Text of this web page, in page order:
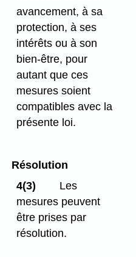
avancement, à sa
protection, à ses
intérêts ou à son
bien-être, pour
autant que ces
mesures soient
compatibles avec la
présente loi.
Résolution
4(3)
Les
mesures peuvent
être prises par
résolution.